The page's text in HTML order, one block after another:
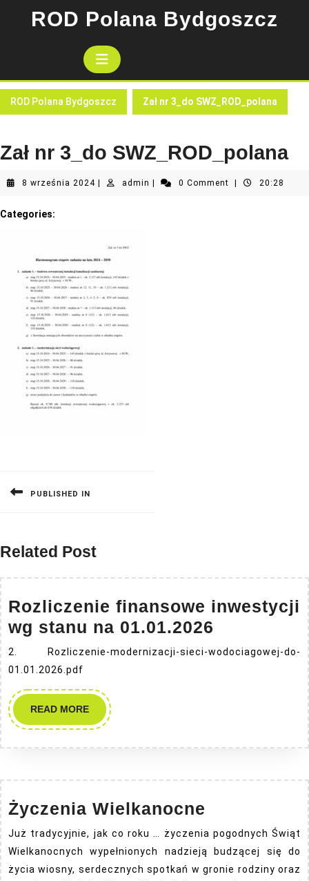
ROD Polana Bydgoszcz
Open
Button
ROD Polana Bydgoszcz Zał nr 3_do SWZ_ROD_polana
Zał nr 3_do SWZ_ROD_polana
8 września 20248
admin admin 0 Comment 20:28
Categories:
PUBLISHED IN
Related Post
Rozliczenie finansowe inwestycji
wg stanu na 01.01.2026
finansowe
01.01.2026
2. Rozliczenie-modernizacji-sieci-wodociagowej-do-
01.01.2026.pdf
READ MOREREAD
MORE
Życzenia Wielkanocne
Już tradycyjnie, jak co roku … życzenia pogodnych Świąt
Wielkanocnych wypełnionych nadzieją budzącej się do
życia wiosny, serdecznych spotkań w gronie rodziny oraz